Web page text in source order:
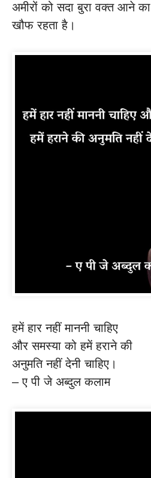
अमीरों को सदा बुरा वक्त आने का
खौफ रहता है।
हमें हार नहीं माननी चाहिए
और समस्या को हमें हराने की
अनुमति नहीं देनी चाहिए।
– ए पी जे अब्दुल कलाम